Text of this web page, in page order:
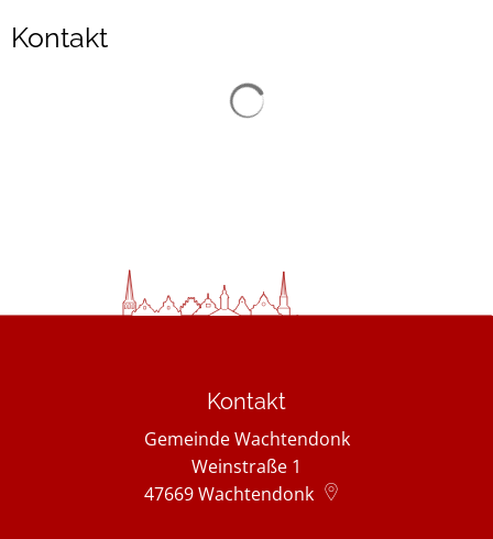
Kontakt
Kontakt
Gemeinde Wachtendonk
Weinstraße 1
47669Wachtendonk